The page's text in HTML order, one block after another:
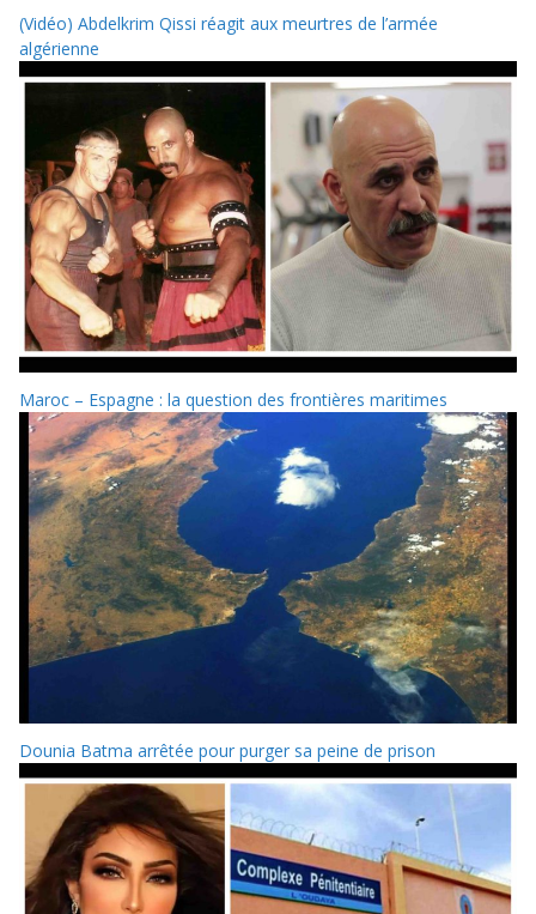
(Vidéo) Abdelkrim Qissi réagit aux meurtres de l’armée
algérienne
Maroc – Espagne : la question des frontières maritimes
Dounia Batma arrêtée pour purger sa peine de prison